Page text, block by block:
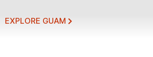
EXPLORE GUAM